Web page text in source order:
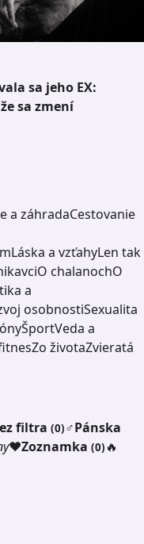
sa jeho EX:
sa zmení
a záhradaCestovanie
Láska a vzťahyLen tak
O chalanochO
a
osobnostiSexualita
ŠportVeda a
Zo životaZvieratá
filtra (0)♂️Pánska
❤️Zoznamka (0) 🔥